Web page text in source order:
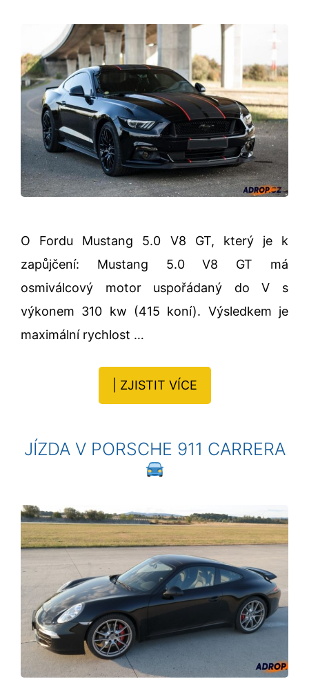
O Fordu Mustang 5.0 V8 GT, který je k
zapůjčení: Mustang 5.0 V8 GT má
osmiválcový motor uspořádaný do V s
výkonem 310 kw (415 koní). Výsledkem je
maximální rychlost …
| ZJISTIT VÍCE
JÍZDA V PORSCHE 911 CARRERA